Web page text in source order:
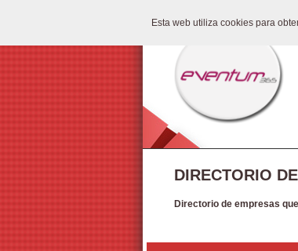
Esta web utiliza cookies para
DIRECTORIO
Directorio de empresas